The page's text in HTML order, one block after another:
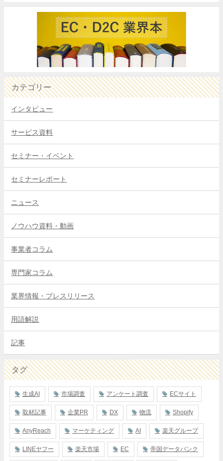
カテゴリー
インタビュー
サービス資料
セミナー・イベント
セミナーレポート
ニュース
ノウハウ資料・動画
事業者コラム
専門家コラム
業界情報・プレスリリース
用語解説
記事
タグ
生成AI 市場調査 アンケート調査 ECサイト
取材記事 企業PR DX 物流 Shopify
AnyReach マーケティング AI 楽天グループ
LINEヤフー 楽天市場 EC 帝国データバンク